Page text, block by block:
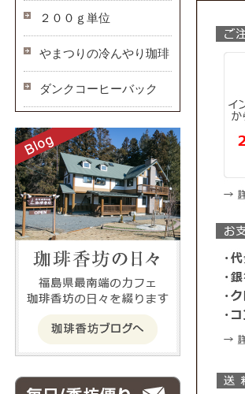
２００ｇ単位
やまつりの冷んやり珈琲
ダンクコーヒーバック